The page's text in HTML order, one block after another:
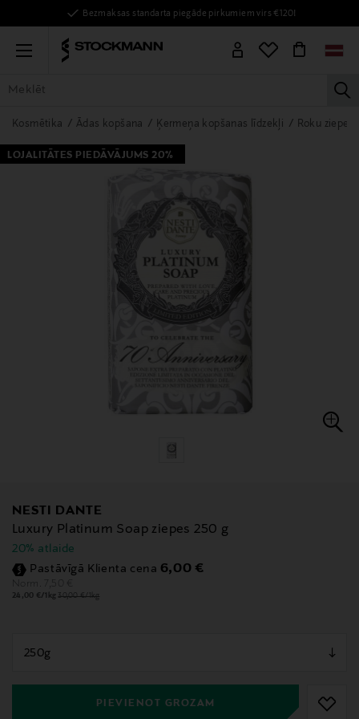
Bezmaksas standarta piegāde pirkumiem virs €120!
Menu
VISAS PRECES SIEVIETĒM VĪRIEŠIEM BĒRNIEM MĀJAI
Kosmētika Ādas kopšana Ķermeņa kopšanas līdzekļi Roku
LOJALITĀTES PIEDĀVĀJUMS 20%
NESTI DANTE
Luxury Platinum Soap ziepes 250 g
20% atlaide
Pastāvīgā Klienta cena Discounted Price
6,00 €
Norm. Original Price
7,50 €
24,00 €/1kg 30,00 €/1kg
PIEVIENOT GROZAM
null